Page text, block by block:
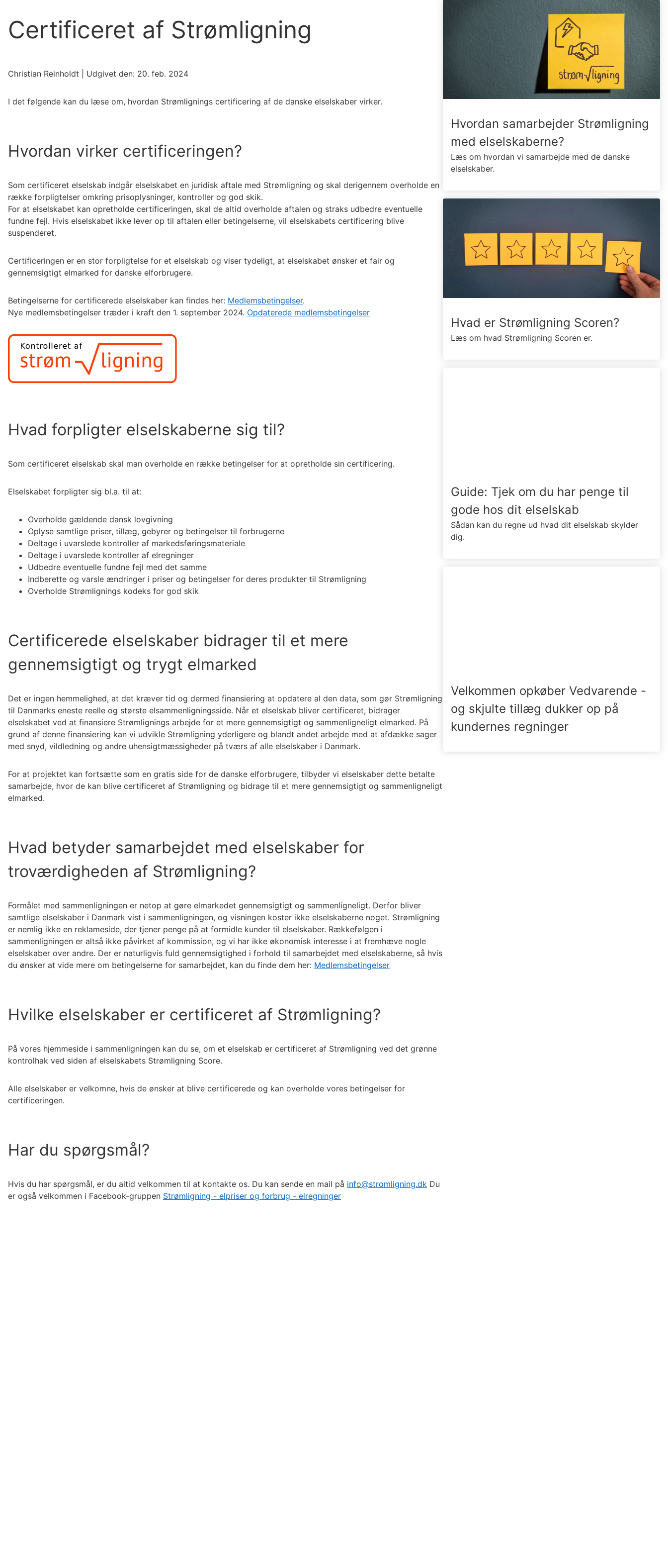
Certificeret af Strømligning
Christian Reinholdt | Udgivet den: 20. feb. 2024
I det følgende kan du læse om, hvordan Strømlignings certificering af de danske elselskaber virker.
Hvordan virker certificeringen?
Som certificeret elselskab indgår elselskabet en juridisk aftale med Strømligning og skal derigennem overholde en
række forpligtelser omkring prisoplysninger, kontroller og god skik.
For at elselskabet kan opretholde certificeringen, skal de altid overholde aftalen og straks udbedre eventuelle
fundne fejl. Hvis elselskabet ikke lever op til aftalen eller betingelserne, vil elselskabets certificering blive
suspenderet.
Certificeringen er en stor forpligtelse for et elselskab og viser tydeligt, at elselskabet ønsker et fair og
gennemsigtigt elmarked for danske elforbrugere.
Betingelserne for certificerede elselskaber kan findes her: Medlemsbetingelser.
Nye medlemsbetingelser træder i kraft den 1. september 2024. Opdaterede medlemsbetingelser
Hvad forpligter elselskaberne sig til?
Som certificeret elselskab skal man overholde en række betingelser for at opretholde sin certificering.
Elselskabet forpligter sig bl.a. til at:
Overholde gældende dansk lovgivning
Oplyse samtlige priser, tillæg, gebyrer og betingelser til forbrugerne
Deltage i uvarslede kontroller af markedsføringsmateriale
Deltage i uvarslede kontroller af elregninger
Udbedre eventuelle fundne fejl med det samme
Indberette og varsle ændringer i priser og betingelser for deres produkter til Strømligning
Overholde Strømlignings kodeks for god skik
Certificerede elselskaber bidrager til et mere
gennemsigtigt og trygt elmarked
Det er ingen hemmelighed, at det kræver tid og dermed finansiering at opdatere al den data, som gør Strømligning
til Danmarks eneste reelle og største elsammenligningsside. Når et elselskab bliver certificeret, bidrager
elselskabet ved at finansiere Strømlignings arbejde for et mere gennemsigtigt og sammenligneligt elmarked. På
grund af denne finansiering kan vi udvikle Strømligning yderligere og blandt andet arbejde med at afdække sager
med snyd, vildledning og andre uhensigtmæssigheder på tværs af alle elselskaber i Danmark.
For at projektet kan fortsætte som en gratis side for de danske elforbrugere, tilbyder vi elselskaber dette betalte
samarbejde, hvor de kan blive certificeret af Strømligning og bidrage til et mere gennemsigtigt og sammenligneligt
elmarked.
Hvad betyder samarbejdet med elselskaber for
troværdigheden af Strømligning?
Formålet med sammenligningen er netop at gøre elmarkedet gennemsigtigt og sammenligneligt. Derfor bliver
samtlige elselskaber i Danmark vist i sammenligningen, og visningen koster ikke elselskaberne noget. Strømligning
er nemlig ikke en reklameside, der tjener penge på at formidle kunder til elselskaber. Rækkefølgen i
sammenligningen er altså ikke påvirket af kommission, og vi har ikke økonomisk interesse i at fremhæve nogle
elselskaber over andre. Der er naturligvis fuld gennemsigtighed i forhold til samarbejdet med elselskaberne, så hvis
du ønsker at vide mere om betingelserne for samarbejdet, kan du finde dem her: Medlemsbetingelser
Hvilke elselskaber er certificeret af Strømligning?
På vores hjemmeside i sammenligningen kan du se, om et elselskab er certificeret af Strømligning ved det grønne
kontrolhak ved siden af elselskabets Strømligning Score.
Alle elselskaber er velkomne, hvis de ønsker at blive certificerede og kan overholde vores betingelser for
certificeringen.
Har du spørgsmål?
Hvis du har spørgsmål, er du altid velkommen til at kontakte os. Du kan sende en mail på info@stromligning.dk Du
er også velkommen i Facebook-gruppen Strømligning - elpriser og forbrug - elregninger
Hvordan samarbejder Strømligning
med elselskaberne?
Læs om hvordan vi samarbejde med de danske
elselskaber.
Hvad er Strømligning Scoren?
Læs om hvad Strømligning Scoren er.
Guide: Tjek om du har penge til
gode hos dit elselskab
Sådan kan du regne ud hvad dit elselskab skylder
dig.
Velkommen opkøber Vedvarende -
og skjulte tillæg dukker op på
kundernes regninger